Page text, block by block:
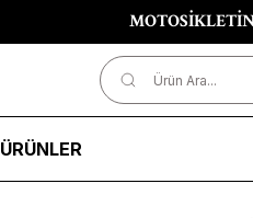
ÜRÜNLER